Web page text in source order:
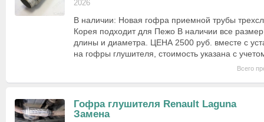
2026
В наличии: Новая гофра приемной трубы
Корея подходит для Пежо В наличии все
длины и диаметра. ЦЕНА 2500 руб. вместе с
на гофры глушителя, стоимость указана с
Всего
Гофра глушителя Renault Laguna
Замена